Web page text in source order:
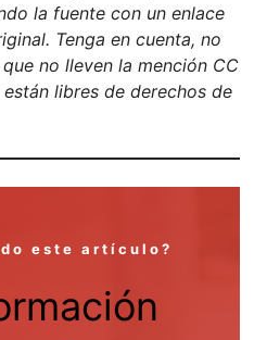
la fuente con un enlace
Tenga en cuenta, no
no lleven la mención CC
libres de derechos de
este artículo?